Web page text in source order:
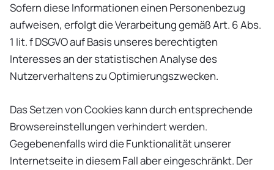
Sofern diese Informationen einen Personenbezug
aufweisen, erfolgt die Verarbeitung gemäß Art. 6 Abs.
1 lit. f DSGVO auf Basis unseres berechtigten
Interesses an der statistischen Analyse des
Nutzerverhaltens zu Optimierungszwecken.
Das Setzen von Cookies kann durch entsprechende
Browsereinstellungen verhindert werden.
Gegebenenfalls wird die Funktionalität unserer
Internetseite in diesem Fall aber eingeschränkt. Der